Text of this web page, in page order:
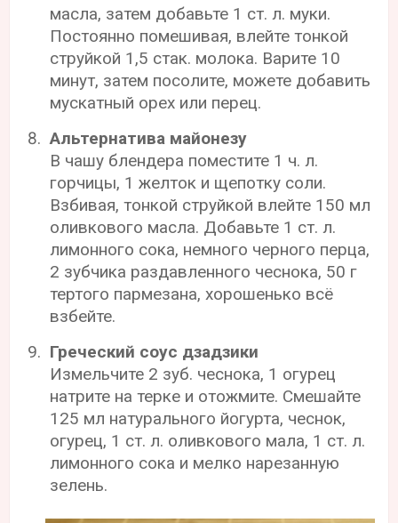
масла, затем добавьте 1 ст. л. муки.
Постоянно помешивая, влейте тонкой
струйкой 1,5 стак. молока. Варите 10
минут, затем посолите, можете добавить
мускатный орех или перец.
Альтернатива майонезу
В чашу блендера поместите 1 ч. л.
горчицы, 1 желток и щепотку соли.
Взбивая, тонкой струйкой влейте 150 мл
оливкового масла. Добавьте 1 ст. л.
лимонного сока, немного черного перца,
2 зубчика раздавленного чеснока, 50 г
тертого пармезана, хорошенько всё
взбейте.
Греческий соус дзадзики
Измельчите 2 зуб. чеснока, 1 огурец
натрите на терке и отожмите. Смешайте
125 мл натурального йогурта, чеснок,
огурец, 1 ст. л. оливкового мала, 1 ст. л.
лимонного сока и мелко нарезанную
зелень.